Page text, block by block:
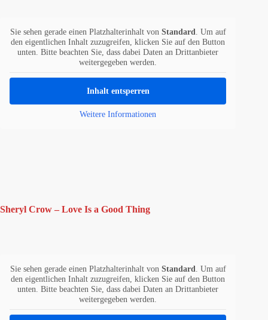
Sie sehen gerade einen Platzhalterinhalt von Standard
. Um auf
den eigentlichen Inhalt zuzugreifen, klicken Sie auf den Button
unten. Bitte beachten Sie, dass dabei Daten an Drittanbieter
weitergegeben werden.
Inhalt entsperren
Weitere Informationen
Sheryl Crow – Love Is a Good Thing
Sie sehen gerade einen Platzhalterinhalt von Standard
. Um auf
den eigentlichen Inhalt zuzugreifen, klicken Sie auf den Button
unten. Bitte beachten Sie, dass dabei Daten an Drittanbieter
weitergegeben werden.